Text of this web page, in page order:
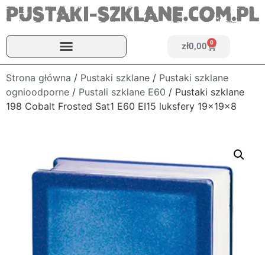
zł0,00 0
Strona główna / Pustaki szklane / Pustaki szklane
ognioodporne / Pustali szklane E60 / Pustaki szklane
198 Cobalt Frosted Sat1 E60 EI15 luksfery 19x19x8